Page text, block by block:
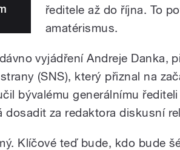
ředitele až do října. To
amatérismus.
vyjádření Andreje Danka,
(SNS), který přiznal na
bývalému generálnímu řediteli
dosadit za redaktora diskusní
Klíčové teď bude, kdo bude